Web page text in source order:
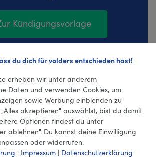
Kündigungsvorlage
(4,48 Durchschnitt)
du dich für volders entschieden hast!
erheben wir unter anderem
Daten und verwenden Cookies, um
sowie Werbung einblenden zu
akzeptieren" auswählst, bist du damit
Optionen findest du unter
ablehnen". Du kannst deine Einwilligung
oder widerrufen.
| Impressum | Datenschutzerklärung